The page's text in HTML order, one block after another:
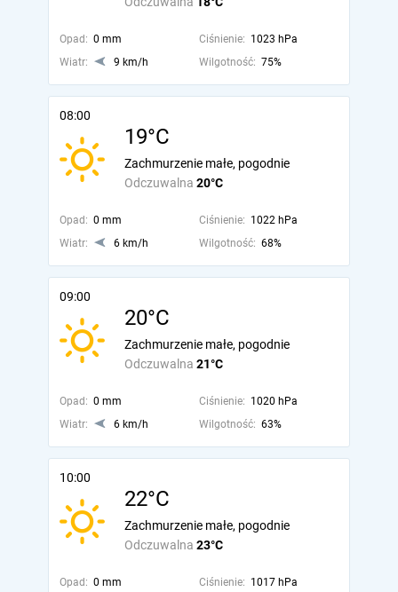
Opad: 0 mm Ciśnienie: 1023 hPa
Wiatr:
9 km/h Wilgotność: 75%
08:00
19°C
Odczuwalna 20°C
Zachmurzenie małe, pogodnie
Opad: 0 mm Ciśnienie: 1022 hPa
Wiatr:
6 km/h Wilgotność: 68%
09:00
20°C
Odczuwalna 21°C
Zachmurzenie małe, pogodnie
Opad: 0 mm Ciśnienie: 1020 hPa
Wiatr:
6 km/h Wilgotność: 63%
10:00
22°C
Odczuwalna 23°C
Zachmurzenie małe, pogodnie
Opad: 0 mm Ciśnienie: 1017 hPa